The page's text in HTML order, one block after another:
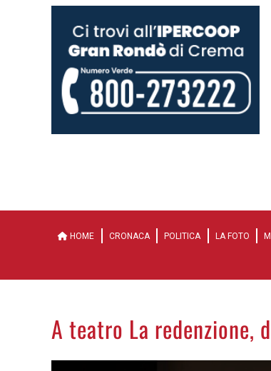
HOME CRONACA POLITICA LA FOTO
A teatro La redenzione,